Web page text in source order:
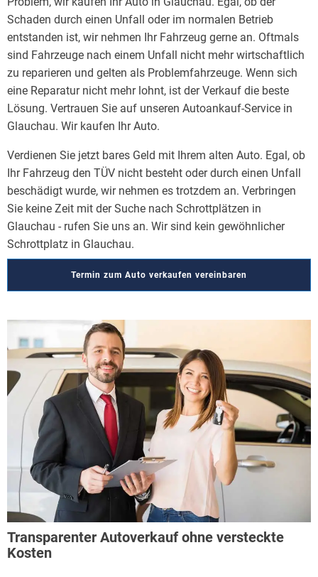
Schaden durch einen Unfall oder im normalen Betrieb
entstanden ist, wir nehmen Ihr Fahrzeug gerne an. Oftmals
sind Fahrzeuge nach einem Unfall nicht mehr wirtschaftlich
zu reparieren und gelten als Problemfahrzeuge. Wenn sich
eine Reparatur nicht mehr lohnt, ist der Verkauf die beste
Lösung. Vertrauen Sie auf unseren Autoankauf-Service in
Glauchau. Wir kaufen Ihr Auto.
Verdienen Sie jetzt bares Geld mit Ihrem alten Auto. Egal, ob
Ihr Fahrzeug den TÜV nicht besteht oder durch einen Unfall
beschädigt wurde, wir nehmen es trotzdem an. Verbringen
Sie keine Zeit mit der Suche nach Schrottplätzen in
Glauchau - rufen Sie uns an. Wir sind kein gewöhnlicher
Schrottplatz in Glauchau.
Termin zum Auto verkaufen vereinbaren
Transparenter Autoverkauf ohne versteckte
Kosten